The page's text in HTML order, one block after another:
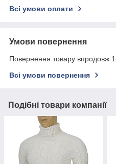
Всі умови оплати
Умови повернення
Повернення товару впродовж
Всі умови повернення
Подібні товари компанії